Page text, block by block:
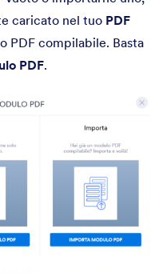
caricato nel tuo PDF
PDF compilabile. Basta
PDF.